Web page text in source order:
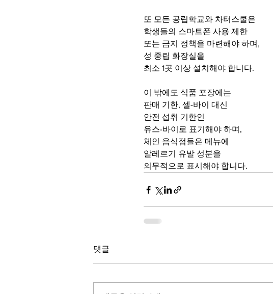
또 모든 공립학교와 차터스쿨은
학생들의 스마트폰 사용 제한
또는 금지 정책을 마련해야 하며,
성 중립 화장실을
최소 1곳 이상 설치해야 합니다.
이 밖에도 식품 포장에는
판매 기한, 셀-바이 대신
안전 섭취 기한인
유스-바이로 표기해야 하며,
체인 음식점들은 메뉴에
알레르기 유발 성분을
의무적으로 표시해야 합니다.
댓글